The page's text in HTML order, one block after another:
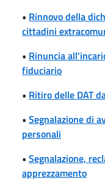
• Rinnovo della
cittadini
• Rinuncia
fiduciario
• Ritiro delle DAT
• Segnalazione di
personali
• Segnalazione,
apprezzamento